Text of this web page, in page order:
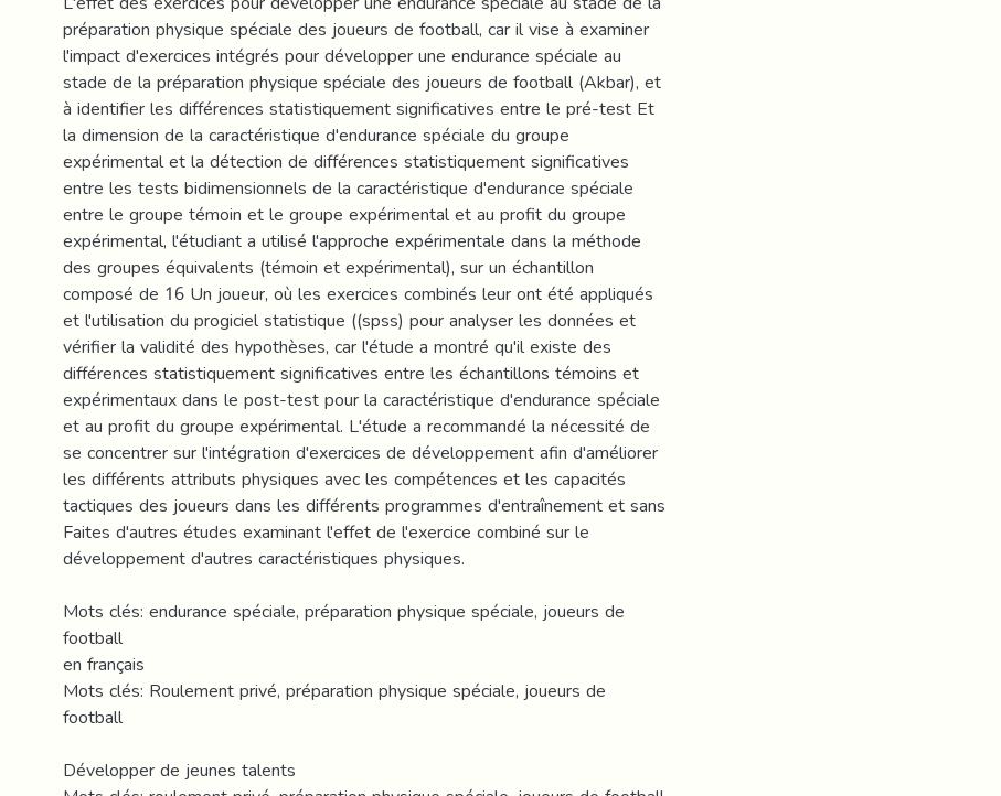
préparation physique spéciale des joueurs de football, car il vise à examiner
l'impact d'exercices intégrés pour développer une endurance spéciale au
stade de la préparation physique spéciale des joueurs de football (Akbar), et
à identifier les différences statistiquement significatives entre le pré-test Et
la dimension de la caractéristique d'endurance spéciale du groupe
expérimental et la détection de différences statistiquement significatives
entre les tests bidimensionnels de la caractéristique d'endurance spéciale
entre le groupe témoin et le groupe expérimental et au profit du groupe
expérimental, l'étudiant a utilisé l'approche expérimentale dans la méthode
des groupes équivalents (témoin et expérimental), sur un échantillon
composé de 16 Un joueur, où les exercices combinés leur ont été appliqués
et l'utilisation du progiciel statistique ((spss) pour analyser les données et
vérifier la validité des hypothèses, car l'étude a montré qu'il existe des
différences statistiquement significatives entre les échantillons témoins et
expérimentaux dans le post-test pour la caractéristique d'endurance spéciale
et au profit du groupe expérimental. L'étude a recommandé la nécessité de
se concentrer sur l'intégration d'exercices de développement afin d'améliorer
les différents attributs physiques avec les compétences et les capacités
tactiques des joueurs dans les différents programmes d'entraînement et sans
Faites d'autres études examinant l'effet de l'exercice combiné sur le
développement d'autres caractéristiques physiques.
Mots clés: endurance spéciale, préparation physique spéciale, joueurs de
football
en français
Mots clés: Roulement privé, préparation physique spéciale, joueurs de
football
Développer de jeunes talents